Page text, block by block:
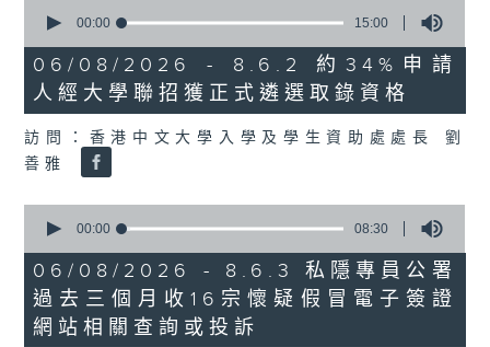
seconds
15
minutes,
0
seconds
00:00 15:00
06/08/2026 - 8.6.2 約34%申請
人經大學聯招獲正式遴選取錄資格
訪問：香港中文大學入學及學生資助處處長 劉
善雅
seconds
8
minutes,
30
seconds
00:00 08:30
06/08/2026 - 8.6.3 私隱專員公署
過去三個月收16宗懷疑假冒電子簽證
網站相關查詢或投訴